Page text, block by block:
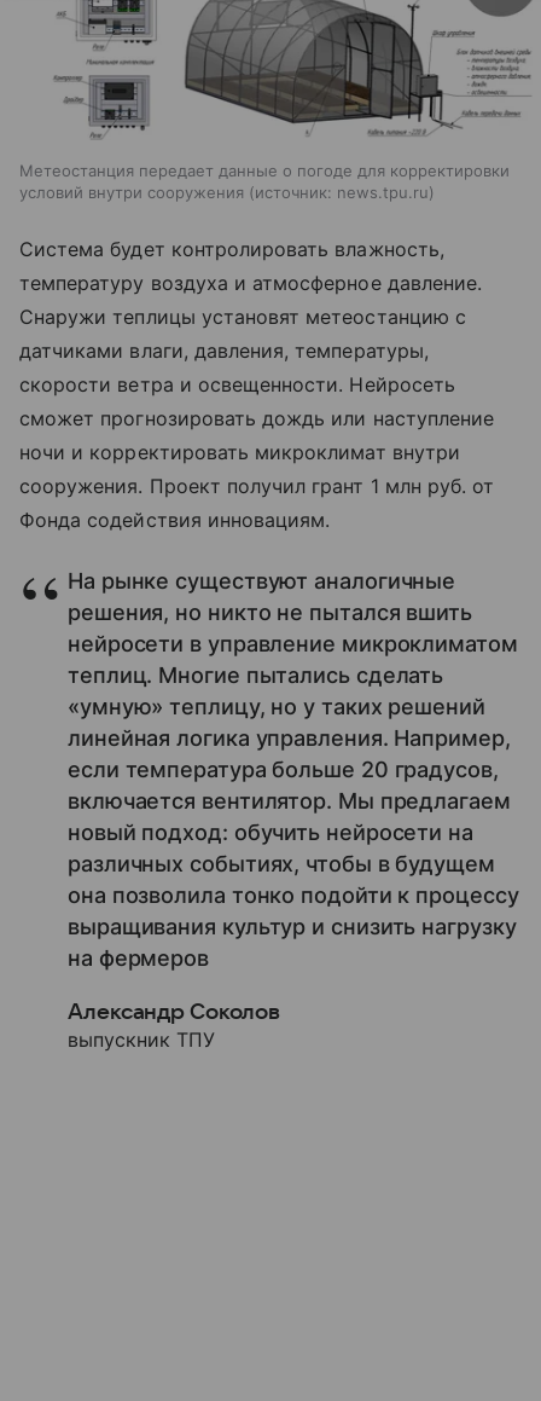
Метеостанция передает данные о погоде для корректировки
условий внутри сооружения
источник: news.tpu.ru
Система будет контролировать влажность,
температуру воздуха и атмосферное давление.
Снаружи теплицы установят метеостанцию с
датчиками влаги, давления, температуры,
скорости ветра и освещенности. Нейросеть
сможет прогнозировать дождь или наступление
ночи и корректировать микроклимат внутри
сооружения. Проект получил грант 1 млн руб. от
Фонда содействия инновациям.
На рынке существуют аналогичные
решения, но никто не пытался вшить
нейросети в управление микроклиматом
теплиц. Многие пытались сделать
«умную» теплицу, но у таких решений
линейная логика управления. Например,
если температура больше 20 градусов,
включается вентилятор. Мы предлагаем
новый подход: обучить нейросети на
различных событиях, чтобы в будущем
она позволила тонко подойти к процессу
выращивания культур и снизить нагрузку
на фермеров
Александр Соколов
выпускник ТПУ